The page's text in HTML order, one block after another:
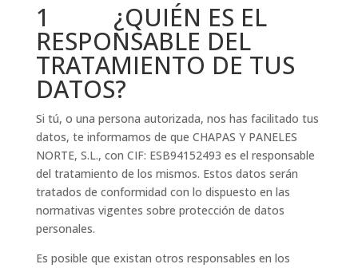
1 ¿QUIÉN ES EL
RESPONSABLE DEL
TRATAMIENTO DE TUS
DATOS?
Si tú, o una persona autorizada, nos has facilitado tus
datos, te informamos de que CHAPAS Y PANELES
NORTE, S.L., con CIF: ESB94152493 es el responsable
del tratamiento de los mismos. Estos datos serán
tratados de conformidad con lo dispuesto en las
normativas vigentes sobre protección de datos
personales.
Es posible que existan otros responsables en los